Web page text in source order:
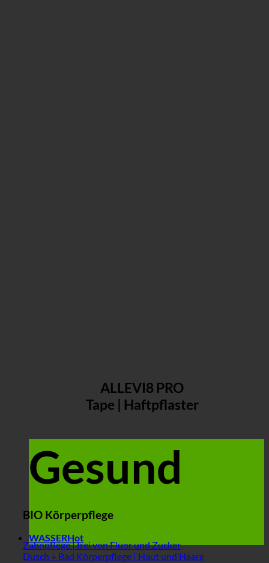
ALLEVI8 PRO
Tape | Haftpflaster
Gesund
BIO Körperpflege
Zahnpflege | frei von Fluor und Zucker
Dusch + Bad Körperpflege | Haut und Haare
WASSER